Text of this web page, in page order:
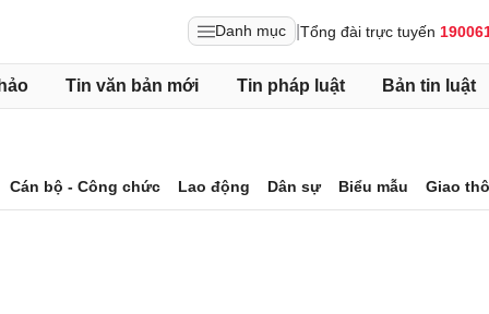
Danh mục Tổng đài trực tuyến
Tin văn bản mới Tin pháp luật Bản tin luật
Cán bộ - Công chức Lao động Dân sự Biểu mẫu Giao